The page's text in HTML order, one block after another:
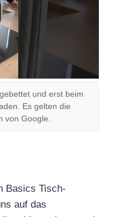
und erst beim
Es gelten die
von Google.
Basics Tisch-
auf das